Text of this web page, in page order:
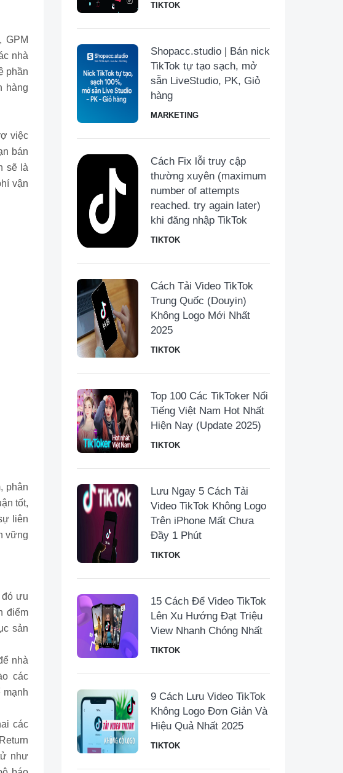
GPM
nhà
phần
hàng
việc
bán
sẽ là
vận
phân
tốt,
liên
vững
đó ưu
điểm
sản
nhà
các
mạnh
các
như
TIKTOK
Shopacc.studio | Bán nick
TikTok tự tạo sạch, mở
sẵn LiveStudio, PK, Giỏ
hàng
MARKETING
Cách Fix lỗi truy cập
thường xuyên (maximum
number of attempts
reached. try again later)
khi đăng nhập TikTok
TIKTOK
Cách Tải Video TikTok
Trung Quốc (Douyin)
Không Logo Mới Nhất
2025
TIKTOK
Top 100 Các TikToker Nổi
Tiếng Việt Nam Hot Nhất
Hiện Nay (Update 2025)
TIKTOK
Lưu Ngay 5 Cách Tải
Video TikTok Không Logo
Trên iPhone Mất Chưa
Đầy 1 Phút
TIKTOK
15 Cách Để Video TikTok
Lên Xu Hướng Đạt Triệu
View Nhanh Chóng Nhất
TIKTOK
9 Cách Lưu Video TikTok
Không Logo Đơn Giản Và
Hiệu Quả Nhất 2025
TIKTOK